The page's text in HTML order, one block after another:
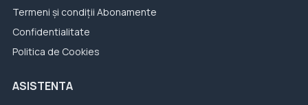
Termeni și condiții Abonamente
Confidentialitate
Politica de Cookies
ASISTENTA